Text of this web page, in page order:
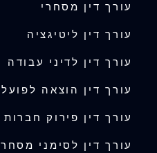
עורך דין מסחרי
עורך דין ליטיגציה
עורך דין לדיני עבודה
עורך דין הוצאה לפועל
עורך דין פירוק חברות
עורך דין לסימני מסחר